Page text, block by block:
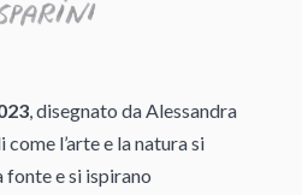
, disegnato da Alessandra
l’arte e la natura si
fonte e si ispirano